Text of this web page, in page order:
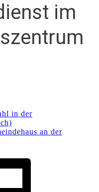
im
in der
an der